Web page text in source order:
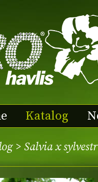
Katalog
> Salvia x